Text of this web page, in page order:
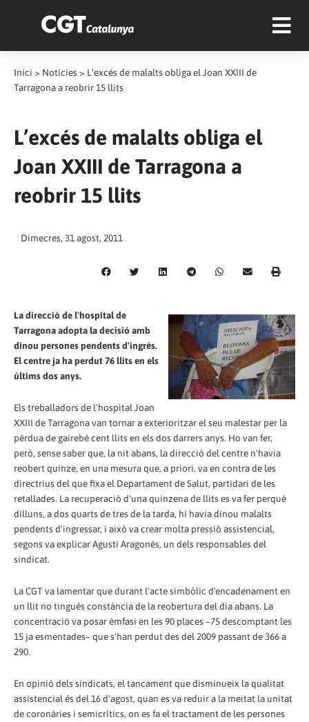
Inici > Notícies > L’excés de malalts obliga el Joan XXIII de
Tarragona a reobrir 15 llits
L’excés de malalts obliga el
Joan XXIII de Tarragona a
reobrir 15 llits
Dimecres, 31 agost, 2011
La direcció de l'hospital de
Tarragona adopta la decisió amb
dinou persones pendents d'ingrés.
El centre ja ha perdut 76 llits en els
últims dos anys.
Els treballadors de l'hospital Joan
XXIII de Tarragona van tornar a exterioritzar el seu malestar per la
pèrdua de gairebé cent llits en els dos darrers anys. Ho van fer,
però, sense saber que, la nit abans, la direcció del centre n'havia
reobert quinze, en una mesura que, a priori, va en contra de les
directrius del que fixa el Departament de Salut, partidari de les
retallades. La recuperació d'una quinzena de llits es va fer perquè
dilluns, a dos quarts de tres de la tarda, hi havia dinou malalts
pendents d'ingressar, i això va crear molta pressió assistencial,
segons va explicar Agustí Aragonès, un dels responsables del
sindicat.
La CGT va lamentar que durant l'acte simbòlic d'encadenament en
un llit no tingués constància de la reobertura del dia abans. La
concentració va posar èmfasi en les 90 places –75 descomptant les
15 ja esmentades– que s'han perdut des del 2009 passant de 366 a
290.
En opinió dels sindicats, el tancament que disminueix la qualitat
assistencial és del 16 d'agost, quan es va reduir a la meitat la unitat
de coronàries i semicrítics, on es fa el tractament de les persones